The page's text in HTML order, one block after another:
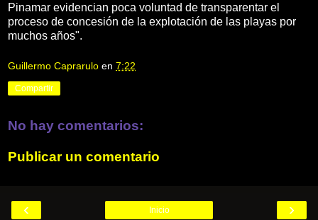
Pinamar evidencian poca voluntad de transparentar el
proceso de concesión de la explotación de las playas por
muchos años".
Guillermo Caprarulo en 7:22
Compartir
No hay comentarios:
Publicar un comentario
‹ ›
Inicio